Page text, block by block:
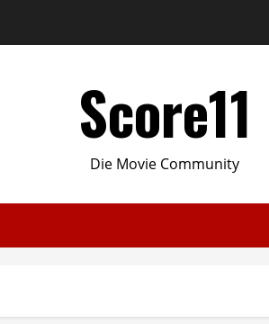
Score11
Die Movie Community